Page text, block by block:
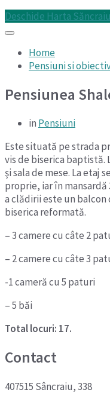
Deschide Harta Săncraiu
Home
Pensiuni si
Pensiunea
in Pensiuni
Este situată pe strada
vis de biserica baptistă.
şi sala de mese. La etaj
proprie, iar în mansardă
a clădirii este un
biserica reformată.
– 3 camere cu câte 2
– 2 camere cu câte 3
-1 cameră cu 5 paturi
– 5 băi
Total locuri: 17.
Contact
407515 Sâncraiu, 338